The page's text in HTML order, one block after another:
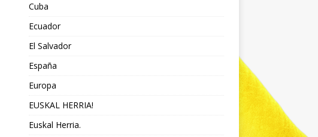
Cuba
Ecuador
El Salvador
España
Europa
EUSKAL HERRIA!
Euskal Herria.